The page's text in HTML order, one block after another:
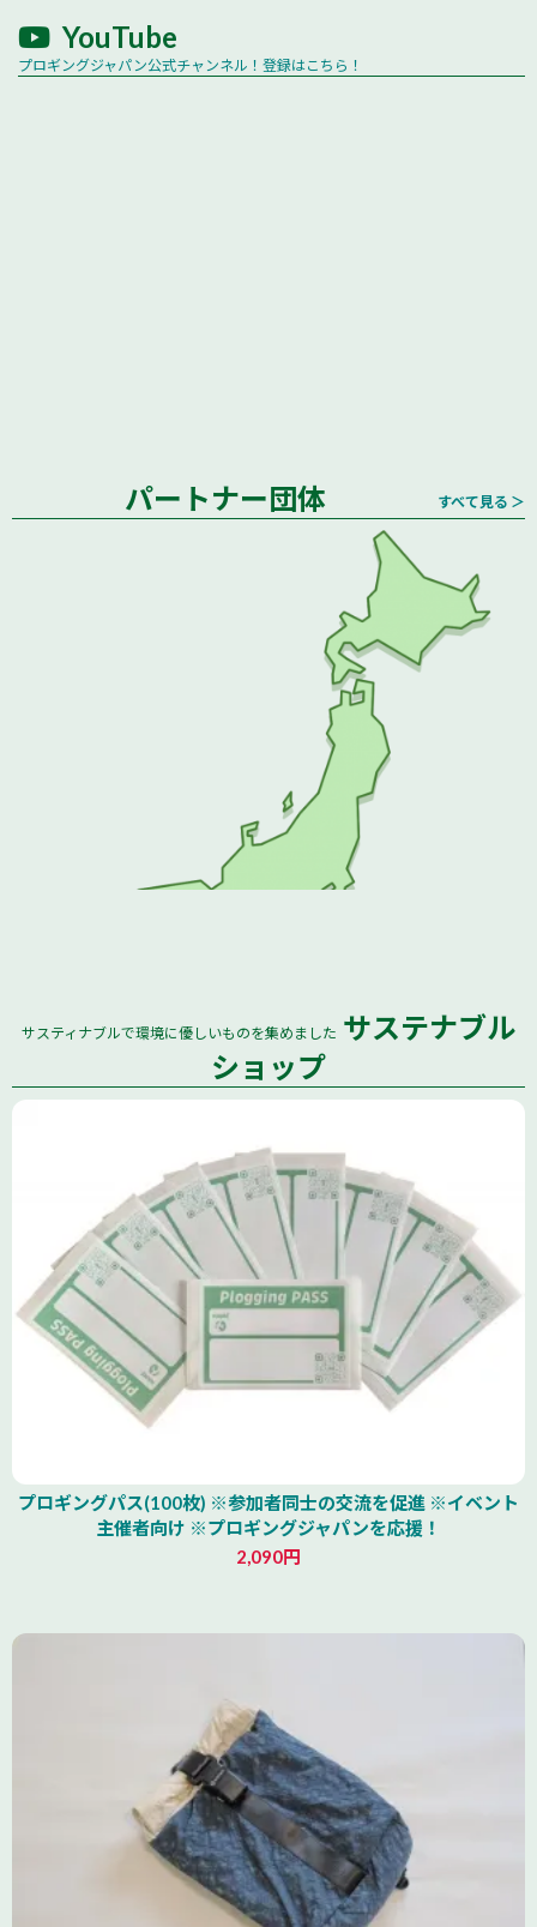
YouTube
プロギングジャパン公式チャンネル！登録はこちら！
すべて見る ＞
パートナー団体
サスティナブルで環境に優しいものを集めました サステナブル
ショップ
プロギングパス(100枚) ※参加者同士の交流を促進 ※イベント
主催者向け ※プロギングジャパンを応援！
2,090円